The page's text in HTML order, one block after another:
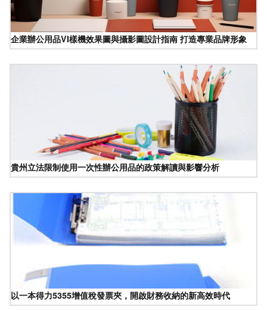
企業辦公用品VI樣機效果圖與攝影圖設計指南 打造專業品牌形象
貴州立法限制使用一次性辦公用品的政策解讀與影響分析
以一本得力5355增值稅發票夾，開啟財務收納的新高效時代